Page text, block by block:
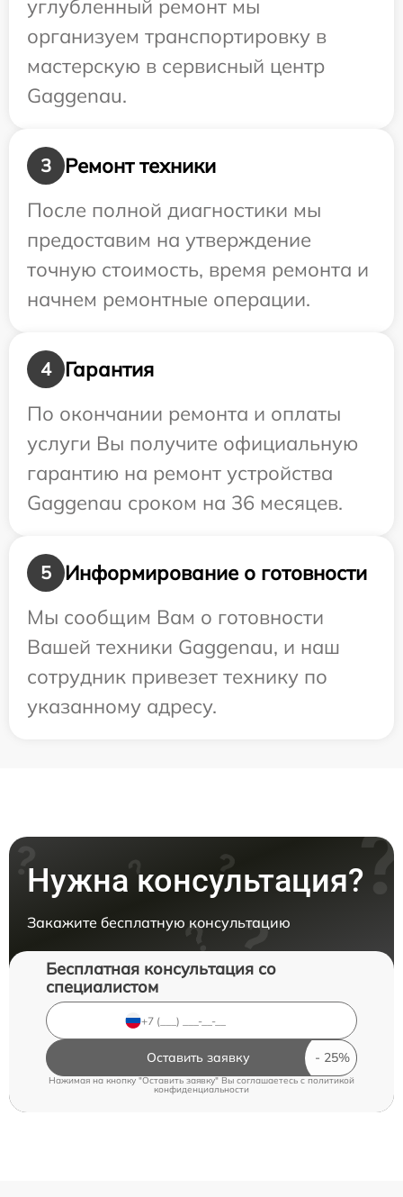
углубленный ремонт мы
организуем транспортировку в
мастерскую в сервисный центр
Gaggenau.
3
Ремонт техники
После полной диагностики мы
предоставим на утверждение
точную стоимость, время ремонта и
начнем ремонтные операции.
4
Гарантия
По окончании ремонта и оплаты
услуги Вы получите официальную
гарантию на ремонт устройства
Gaggenau сроком на 36 месяцев.
5
Информирование о готовности
Мы сообщим Вам о готовности
Вашей техники Gaggenau, и наш
сотрудник привезет технику по
указанному адресу.
Нужна консультация?
Закажите бесплатную консультацию
Бесплатная консультация со
специалистом
Оставить заявку
Нажимая на кнопку "Оставить заявку" Вы соглашаетесь c политикой
конфиденциальности